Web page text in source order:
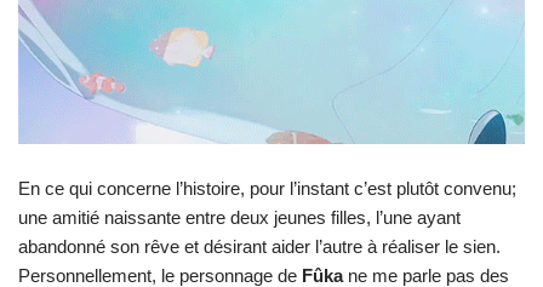
En ce qui concerne l’histoire, pour l’instant c’est plutôt convenu;
une amitié naissante entre deux jeunes filles, l’une ayant
abandonné son rêve et désirant aider l’autre à réaliser le sien.
Personnellement, le personnage de Fûkane me parle pas des